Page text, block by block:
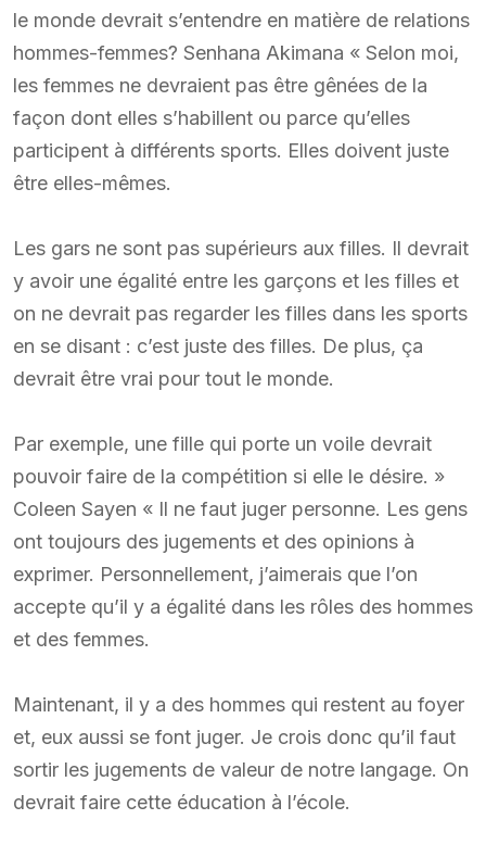
le monde devrait s’entendre en matière de relations
hommes-femmes? Senhana Akimana « Selon moi,
les femmes ne devraient pas être gênées de la
façon dont elles s’habillent ou parce qu’elles
participent à différents sports. Elles doivent juste
être elles-mêmes.
Les gars ne sont pas supérieurs aux filles. Il devrait
y avoir une égalité entre les garçons et les filles et
on ne devrait pas regarder les filles dans les sports
en se disant : c’est juste des filles. De plus, ça
devrait être vrai pour tout le monde.
Par exemple, une fille qui porte un voile devrait
pouvoir faire de la compétition si elle le désire. »
Coleen Sayen « Il ne faut juger personne. Les gens
ont toujours des jugements et des opinions à
exprimer. Personnellement, j’aimerais que l’on
accepte qu’il y a égalité dans les rôles des hommes
et des femmes.
Maintenant, il y a des hommes qui restent au foyer
et, eux aussi se font juger. Je crois donc qu’il faut
sortir les jugements de valeur de notre langage. On
devrait faire cette éducation à l’école.